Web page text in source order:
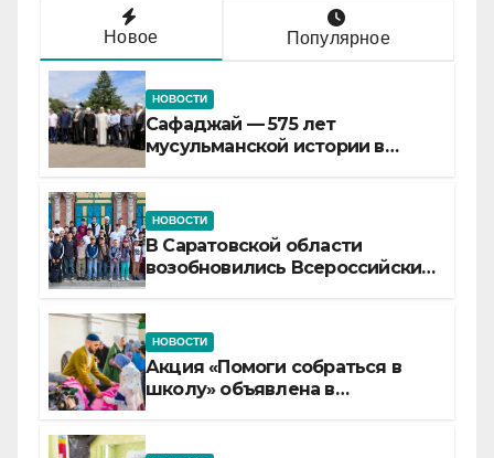
Новое Популярное
НОВОСТИ
Сафаджай — 575 лет
мусульманской истории в
НОВОСТИ
В Саратовской области
возобновились Всероссийские
НОВОСТИ
Акция «Помоги собраться в
школу» объявлена в